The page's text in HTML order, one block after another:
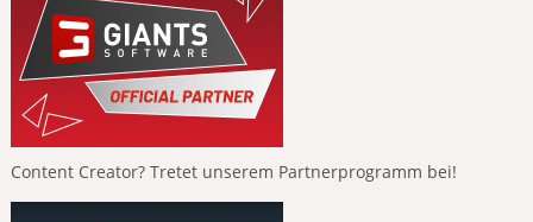
Content Creator? Tretet unserem Partnerprogramm bei!